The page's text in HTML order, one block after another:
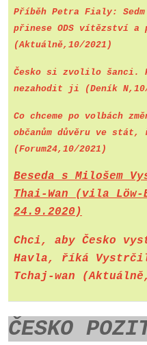
Příběh Petra Fialy:
přinese ODS vítězství a
(Aktuálně,10/2021)
Česko si zvolilo šanci.
nezahodit ji (Deník
Co chceme po volbách
občanům důvěru ve
(Forum24,10/2021)
Beseda s Milošem
Thai-Wan (vila Löw-
24.9.2020)
Chci, aby Česko
Havla, říká
Tchaj-wan
ČESKO